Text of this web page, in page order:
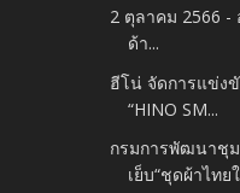
2 ตุลาคม 2566 -
ด้า...
ฮีโน่ จัดการแข่ง
“HINO SM...
กรมการพัฒนาชุ
เย็บ“ชุดผ้าไทยใ